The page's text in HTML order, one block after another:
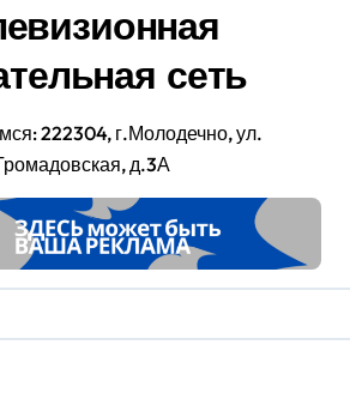
сеть
222304, г.Молодечно, ул.
д.3А